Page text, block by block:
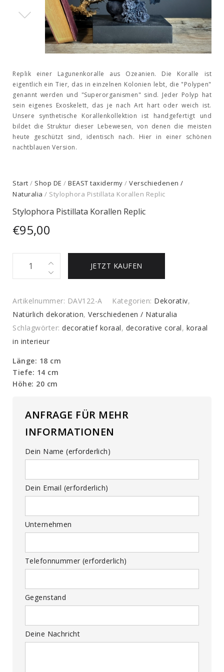
Replik einer Lagunenkoralle aus Ozeanien. Die Koralle ist
eigentlich ein Tier, das in einzelnen Kolonien lebt, die "Polypen"
genannt werden und "Superorganismen" sind. Jeder Polyp hat
sein eigenes Exoskelett, das je nach Art hart oder weich ist.
Unsere synthetische Korallenkollektion ist handgefertigt und
bildet die Struktur dieser Lebewesen, von denen die meisten
heute geschützt sind, identisch nach. Hier in einer schönen
nachtblauen Version.
Start / Shop DE / BEAST taxidermy / Verschiedenen /
Naturalia / Stylophora Pistillata Korallen Replic
Stylophora Pistillata Korallen Replic
€95,00
Stylophora
Replic
quantity
JETZT KAUFEN
Artikelnummer: DAV122-A Kategorien: Dekorativ,
Natürlich dekoration, Verschiedenen / Naturalia
Schlagwörter: decoratief koraal, decorative coral, koraal
in interieur
Länge: 18 cm
Tiefe: 14 cm
Höhe: 20 cm
ANFRAGE FÜR MEHR
INFORMATIONEN
Dein Name (erforderlich)
Dein Email (erforderlich)
Unternehmen
Telefonnummer (erforderlich)
Gegenstand
Deine Nachricht